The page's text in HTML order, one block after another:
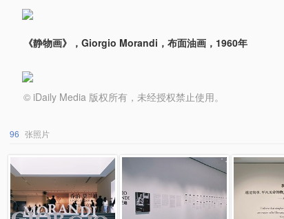
《静物画》，Giorgio Morandi，布面油画，1960年
© iDaily Media 版权所有，未经授权禁止使用。
96 张照片